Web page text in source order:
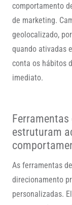
comportamento
de marketing.
geolocalizado,
quando ativadas
conta os hábitos
imediato.
estruturam
As ferramentas
direcionamento
personalizadas.